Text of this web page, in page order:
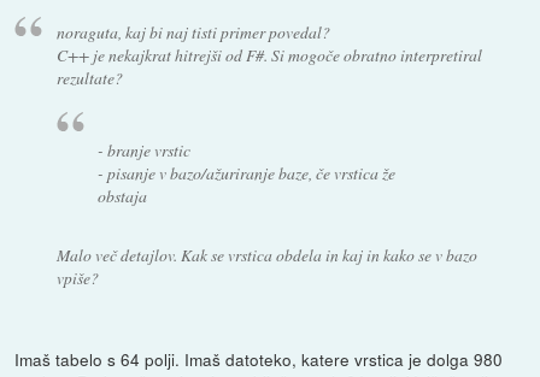
noraguta, kaj bi naj tisti primer povedal?
C++ je nekajkrat hitrejši od F#. Si mogoče obratno interpretiral
rezultate?
- branje vrstic
- pisanje v bazo/ažuriranje baze, če vrstica že
obstaja
Malo več detajlov. Kak se vrstica obdela in kaj in kako se v bazo
vpiše?
Imaš tabelo s 64 polji. Imaš datoteko, katere vrstica je dolga 980